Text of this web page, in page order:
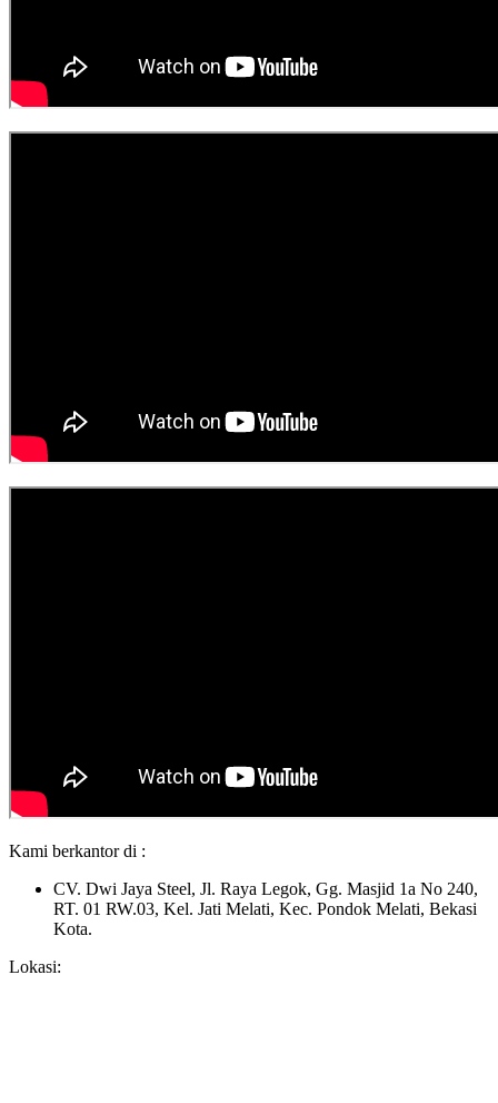
Kami berkantor di :
CV. Dwi Jaya Steel, Jl. Raya Legok, Gg. Masjid 1a No 240,
RT. 01 RW.03, Kel. Jati Melati, Kec. Pondok Melati, Bekasi
Kota.
Lokasi: